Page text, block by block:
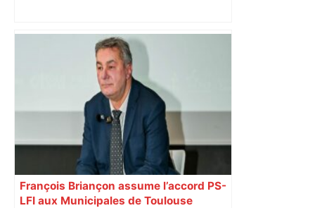
Vous pensiez que c’était comme une
voiture ? La vérité sur les avions qui
reculent – ici.fr
François Briançon assume l’accord PS-
LFI aux Municipales de Toulouse